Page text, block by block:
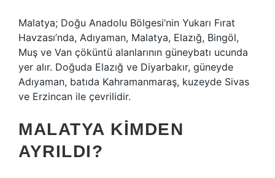
Malatya; Doğu Anadolu Bölgesi’nin Yukarı Fırat
Havzası’nda, Adıyaman, Malatya, Elazığ, Bingöl,
Muş ve Van çöküntü alanlarının güneybatı ucunda
yer alır. Doğuda Elazığ ve Diyarbakır, güneyde
Adıyaman, batıda Kahramanmaraş, kuzeyde Sivas
ve Erzincan ile çevrilidir.
MALATYA KIMDEN
AYRILDI?